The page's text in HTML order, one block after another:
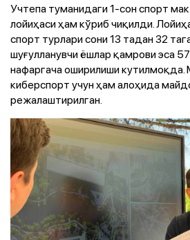
Учтепа туманидаги 1-сон спорт
лойиҳаси ҳам кўриб чиқилди.
спорт турлари сони 13 тадан 32
шуғулланувчи ёшлар қамрови эса
нафаргача оширилиши
киберспорт учун ҳам алоҳида
режалаштирилган.